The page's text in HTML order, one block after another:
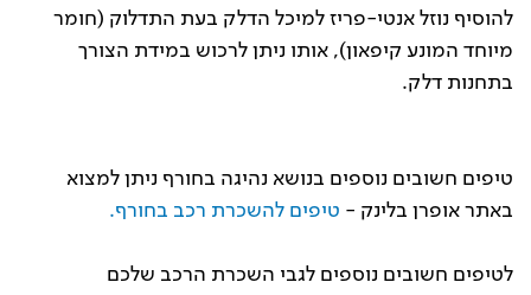
להוסיף נוזל אנטי-פריז למיכל הדלק בעת התדלוק (חומר
מיוחד המונע קיפאון), אותו ניתן לרכוש במידת הצורך
בתחנות דלק.
טיפים חשובים נוספים בנושא נהיגה בחורף ניתן למצוא
באתר אופרן בלינק - טיפים להשכרת רכב בחורף.
לטיפים חשובים נוספים לגבי השכרת הרכב שלכם